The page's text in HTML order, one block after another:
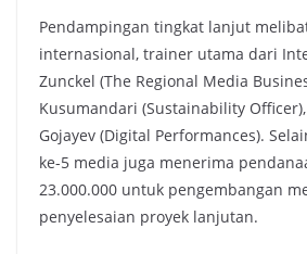
Pendampingan tingkat lanjut
internasional, trainer utama dari
Zunckel (The Regional Media
Kusumandari (Sustainability
Gojayev (Digital Performances).
ke-5 media juga menerima
23.000.000 untuk pengembangan
penyelesaian proyek lanjutan.